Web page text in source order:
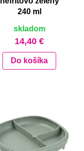
240 ml
skladom
14,40 €
Do košíka